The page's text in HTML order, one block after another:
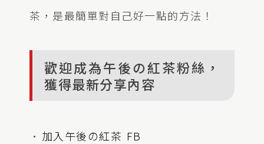
茶，是最簡單對自己好一點的方法！
歡迎成為午後の紅茶粉絲，
獲得最新分享內容
• 加入午後の紅茶 FB